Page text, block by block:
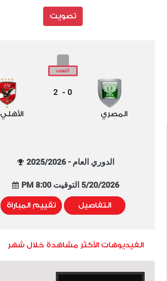
تصويت
المصري
0
-
2
الأهلي
الدوري العام - 2025/2026
5/20/2026 التوقيت 8:00 PM
التفاصيل تقييم المباراة
الفيديوهات الأكثر مشاهدة خلال شهر